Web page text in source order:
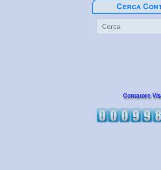
Cerca
Contatore